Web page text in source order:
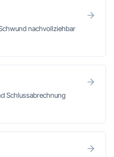
nachvollziehbar
Schlussabrechnung